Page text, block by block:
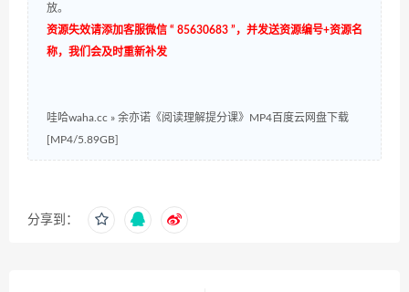
放。
资源失效请添加客服微信 “ 85630683 ”，并发送资源编号+资源名
称，我们会及时重新补发
哇哈waha.cc » 余亦诺《阅读理解提分课》MP4百度云网盘下载
[MP4/5.89GB]
分享到：